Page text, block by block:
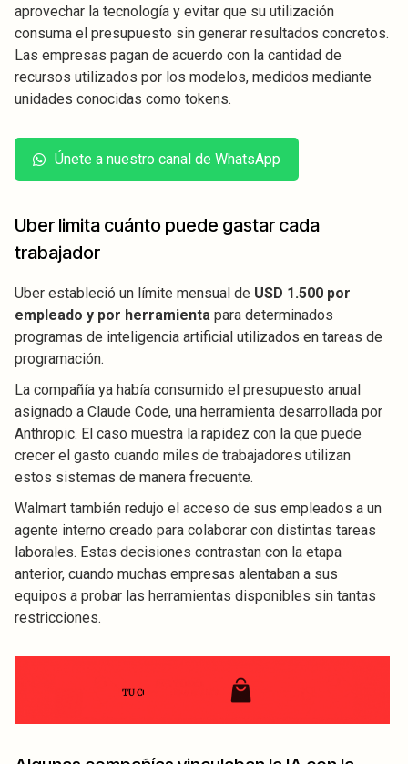
aprovechar la tecnología y evitar que su utilización
consuma el presupuesto sin generar resultados concretos.
Las empresas pagan de acuerdo con la cantidad de
recursos utilizados por los modelos, medidos mediante
unidades conocidas como tokens.
Únete a nuestro canal de WhatsApp
Uber limita cuánto puede gastar cada
trabajador
Uber estableció un límite mensual de USD 1.500 por
empleado y por herramienta para determinados
programas de inteligencia artificial utilizados en tareas de
programación.
La compañía ya había consumido el presupuesto anual
asignado a Claude Code, una herramienta desarrollada por
Anthropic. El caso muestra la rapidez con la que puede
crecer el gasto cuando miles de trabajadores utilizan
estos sistemas de manera frecuente.
Walmart también redujo el acceso de sus empleados a un
agente interno creado para colaborar con distintas tareas
laborales. Estas decisiones contrastan con la etapa
anterior, cuando muchas empresas alentaban a sus
equipos a probar las herramientas disponibles sin tantas
restricciones.